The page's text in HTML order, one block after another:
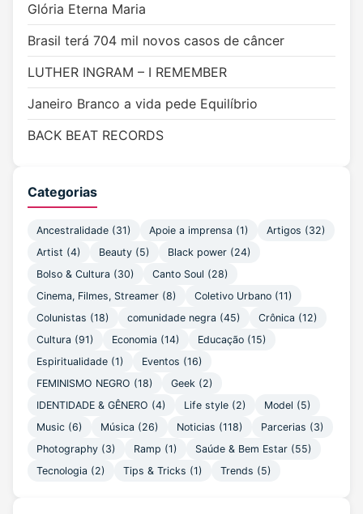
Glória Eterna Maria
Brasil terá 704 mil novos casos de câncer
LUTHER INGRAM – I REMEMBER
Janeiro Branco a vida pede Equilíbrio
BACK BEAT RECORDS
Categorias
Ancestralidade (31) Apoie a imprensa (1) Artigos (32)
Artist (4) Beauty (5) Black power (24)
Bolso & Cultura (30) Canto Soul (28)
Cinema, Filmes, Streamer (8) Coletivo Urbano (11)
Colunistas (18) comunidade negra (45) Crônica (12)
Cultura (91) Economia (14) Educação (15)
Espiritualidade (1) Eventos (16)
FEMINISMO NEGRO (18) Geek (2)
IDENTIDADE & GÊNERO (4) Life style (2) Model (5)
Music (6) Música (26) Noticias (118) Parcerias (3)
Photography (3) Ramp (1) Saúde & Bem Estar (55)
Tecnologia (2) Tips & Tricks (1) Trends (5)